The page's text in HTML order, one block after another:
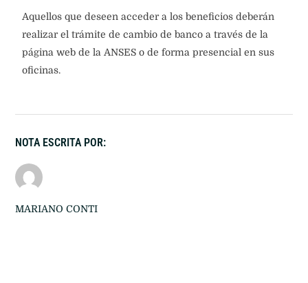
Aquellos que deseen acceder a los beneficios deberán
realizar el trámite de cambio de banco a través de la
página web de la ANSES o de forma presencial en sus
oficinas.
NOTA ESCRITA POR:
MARIANO CONTI